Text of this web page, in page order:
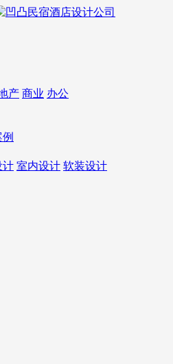
产 商业 办公
计 室内设计 软装设计